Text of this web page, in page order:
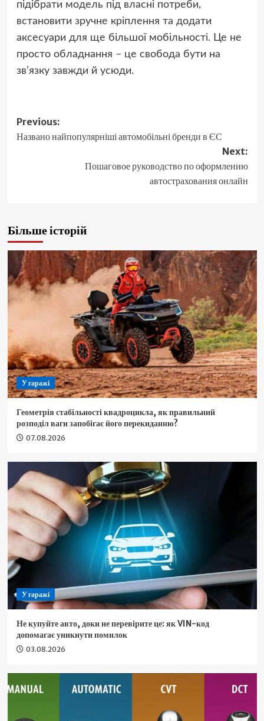
підібрати модель під власні потреби,
встановити зручне кріплення та додати
аксесуари для ще більшої мобільності. Це не
просто обладнання – це свобода бути на
зв’язку завжди й усюди.
Post
navigation
Previous:
Названо найпопулярніші автомобільні бренди в ЄС
Next:
Пошаговое руководство по оформлению
автострахования онлайн
Більше історій
У гаражі
Геометрія стабільності квадроцикла, як правильний
розподіл ваги запобігає його перекиданню?
07.08.2026
У гаражі
Не купуйте авто, доки не перевірите це: як VIN-код
допомагає уникнути помилок
03.08.2026